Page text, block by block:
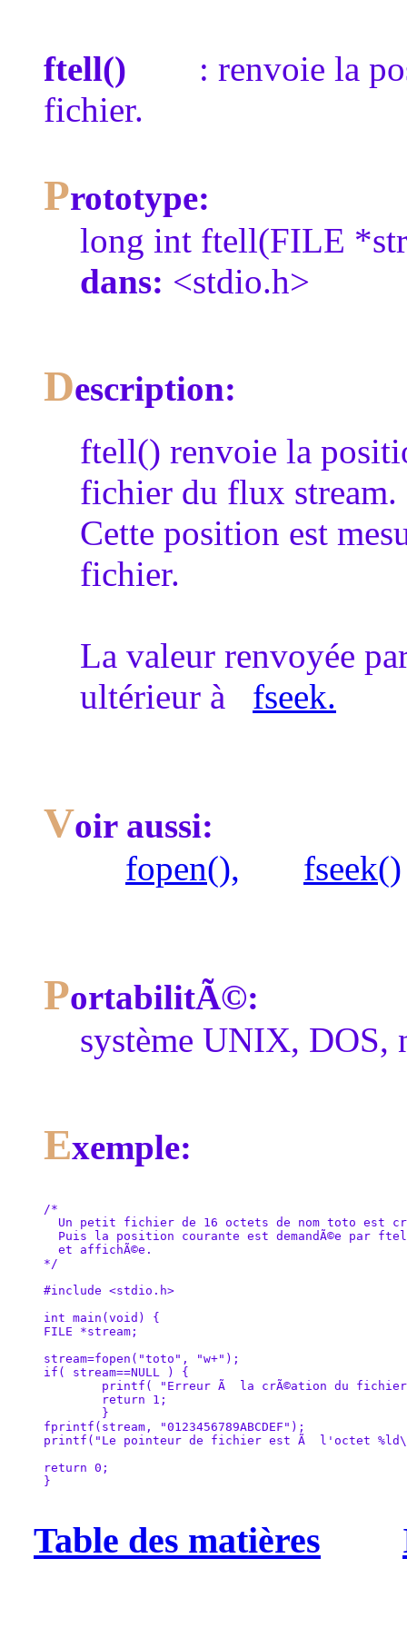
ftell()
: renvoie la
fichier.
Prototype:
long int ftell(FILE
dans: <stdio.h>
Description:
ftell() renvoie la
fichier du flux stream.
Cette position est
fichier.
La valeur renvoyée
ultérieur à fseek.
Voir aussi:
fopen(),
fseek()
PortabilitÃ©:
système UNIX, DOS,
Exemple:
/*
Un petit fichier de 16 octets de nom toto est
Puis la position courante est demandÃ©e par
  et affichÃ©e.
*/
#include <stdio.h>
int main(void) {
FILE *stream;
stream=fopen("toto", "w+");
if( stream==NULL ) {
printf( "Erreur Ã  la crÃ©ation du
        return 1;
        }
fprintf(stream, "0123456789ABCDEF");
printf("Le pointeur de fichier est Ã  l'octet
return 0;
}
Table des matières